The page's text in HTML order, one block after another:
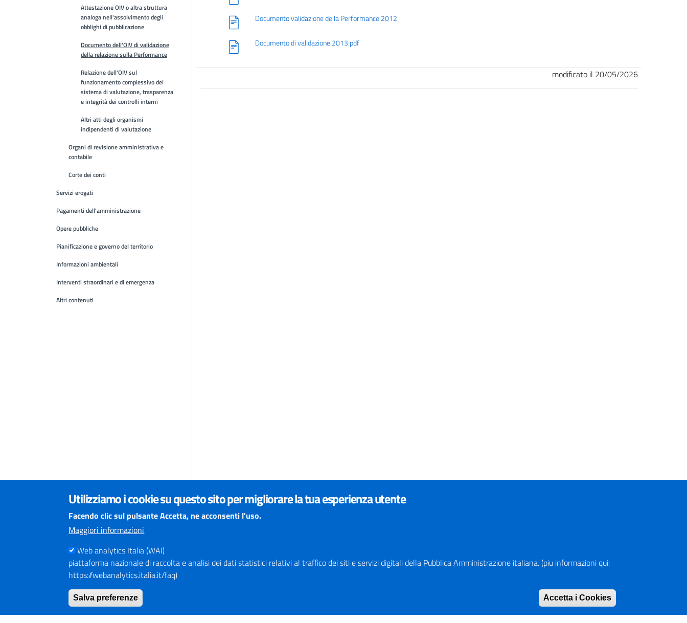
Attestazione OIV o altra struttura
analoga nell'assolvimento degli
obblighi di pubblicazione
Documento dell'OIV di validazione
della relazione sulla Performance
Relazione dell'OIV sul
funzionamento complessivo del
sistema di valutazione, trasparenza
e integrità dei controlli interni
Altri atti degli organismi
indipendenti di valutazione
Organi di revisione amministrativa e
contabile
Corte dei conti
Servizi erogati
Pagamenti dell'amministrazione
Opere pubbliche
Pianificazione e governo del territorio
Informazioni ambientali
Interventi straordinari e di emergenza
Altri contenuti
Documento validazione della Performance 2012
Documento di validazione 2013.pdf
modificato il 20/05/2026
Utilizziamo i cookie su questo sito per migliorare la tua esperienza utente
Facendo clic sul pulsante Accetta, ne acconsenti l'uso.
Maggiori informazioni
Web analytics Italia (WAI)
piattaforma nazionale di raccolta e analisi dei dati statistici relativi al traffico dei siti e servizi digitali della Pubblica Amministrazione italiana. (piu informazioni qui:
https://webanalytics.italia.it/faq)
Salva preferenze Accetta i Cookies